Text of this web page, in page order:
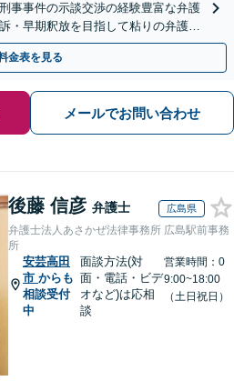
事事件の示談交渉の経験豊富な弁護
・早期釈放を目指して粘りの弁護活
金表を見る
メールでお問い合わせ
後藤 信彦 弁護士 広島県
弁護士法人あさかぜ法律事務所 広島駅前事務
所
安芸高田
市 からも
相談受付
中
面談方法(対
面・電話・ビデ
オなど)は応相
談
営業時間：0
9:00~18:00
（土日祝日）